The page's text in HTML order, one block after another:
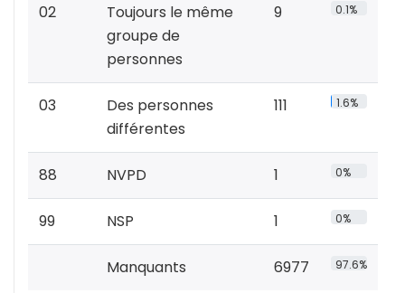
02
Toujours le même
groupe de
personnes
9 0.1%
03
Des personnes
différentes
111 1.6%
88 NVPD 1 0%
99 NSP 1 0%
Manquants 6977 97.6%